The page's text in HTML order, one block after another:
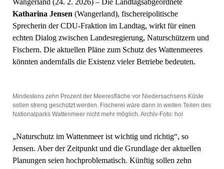
Wangerland (24. 2. 2026) – Die Landtagsabgeordnete
Katharina Jensen (Wangerland), fischereipolitische
Sprecherin der CDU-Fraktion im Landtag, wirkt für einen
echten Dialog zwischen Landesregierung, Naturschützern und
Fischern. Die aktuellen Pläne zum Schutz des Wattenmeeres
könnten andernfalls die Existenz vieler Betriebe bedeuten.
Mindestens zehn Prozent der Meeresfläche vor Niedersachsens Küste
sollen streng geschützt werden. Fischerei wäre dann in weiten Teilen des
Nationalparks Wattenmeer nicht mehr möglich. Archiv-Foto: hol
„Naturschutz im Wattenmeer ist wichtig und richtig“, so
Jensen. Aber der Zeitpunkt und die Grundlage der aktuellen
Planungen seien hochproblematisch. Künftig sollen zehn